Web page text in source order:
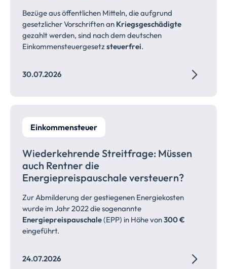
Bezüge aus öffentlichen Mitteln, die aufgrund
gesetzlicher Vorschriften an Kriegsgeschädigte
gezahlt werden, sind nach dem deutschen
Einkommensteuergesetzsteuerfrei.
30.07.2026
Einkommensteuer
Wiederkehrende Streitfrage: Müssen
auch Rentner die
Energiepreispauschale versteuern?
Zur Abmilderung der gestiegenen Energiekosten
wurde im Jahr 2022 die sogenannte
Energiepreispauschale(EPP) in Höhe von300 €
eingeführt.
24.07.2026